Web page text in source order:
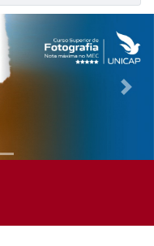
Next